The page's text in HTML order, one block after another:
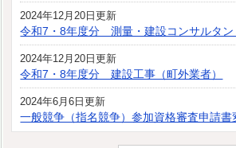
2024年12月20日更新
令和7・8年度分 測量・建設コンサルタン
2024年12月20日更新
令和7・8年度分 建設工事（町外業者）
2024年6月6日更新
一般競争（指名競争）参加資格審査申請書